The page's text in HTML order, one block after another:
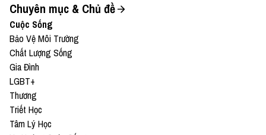
Chuyên mục & Chủ đề
Cuộc Sống
Bảo Vệ Môi Trường
Chất Lượng Sống
Gia Đình
LGBT+
Thương
Triết Học
Tâm Lý Học